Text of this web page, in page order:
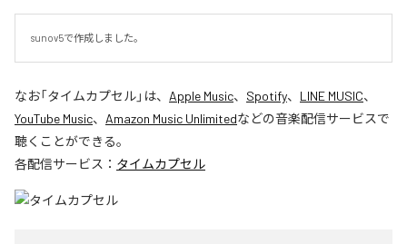
sunov5で作成しました。
なお「タイムカプセル」は、 Apple Music、 Spotify、 LINE MUSIC、
YouTube Music、 Amazon Music Unlimitedなどの音楽配信サービスで
聴くことができる。
各配信サービス： タイムカプセル